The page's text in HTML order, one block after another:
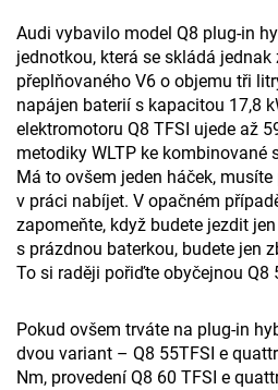
Audi vybavilo model Q8 plug-in
jednotkou, která se skládá jednak
přeplňovaného V6 o objemu tři
napájen baterií s kapacitou 17,8
elektromotoru Q8 TFSI ujede až
metodiky WLTP ke kombinované
Má to ovšem jeden háček,
v práci nabíjet. V opačném
zapomeňte, když budete jezdit
s prázdnou baterkou, budete jen
To si raději pořiďte obyčejnou Q8
Pokud ovšem trváte na plug-in
dvou variant – Q8 55TFSI e
Nm, provedení Q8 60 TFSI e